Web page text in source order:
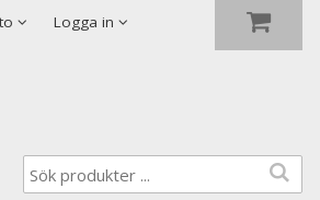
Logga in